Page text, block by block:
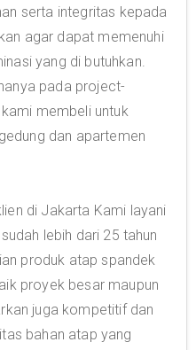
serta integritas kepada
agar dapat memenuhi
yang di butuhkan.
pada project-
membeli untuk
dan apartemen
di Jakarta Kami layani
lebih dari 25 tahun
produk atap spandek
proyek besar maupun
juga kompetitif dan
bahan atap yang